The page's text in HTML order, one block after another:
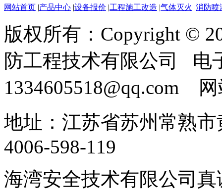
网站首页 |产品中心 |设备报价 |工程施工改造 |气体灭火 |消防喷
版权所有：Copyright ©
防工程技术有限公司 电
1334605518@qq.com
地址：江苏省苏州常熟
4006-598-119
海湾安全技术有限公司